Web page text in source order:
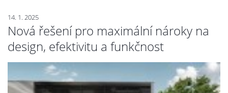
14. 1. 2025
Nová řešení pro maximální nároky na
design, efektivitu a funkčnost